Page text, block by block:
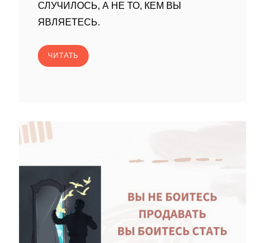
СЛУЧИЛОСЬ, А НЕ ТО, КЕМ ВЫ
ЯВЛЯЕТЕСЬ.
ЧИТАТЬ